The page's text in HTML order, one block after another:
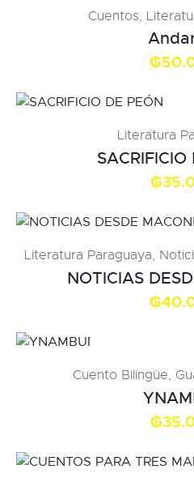
Cuentos,
₲
Literatura
SACRIFICIO
₲
Literatura Paraguaya,
NOTICIAS
₲
Cuento Bilingüe,
₲